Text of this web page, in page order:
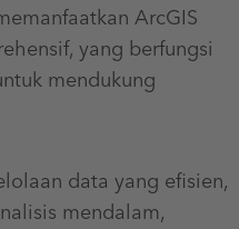
ArcGIS
yang berfungsi
mendukung
data yang efisien,
mendalam,